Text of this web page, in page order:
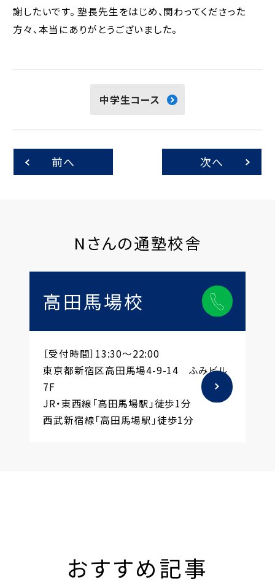
謝したいです。 塾長先生をはじめ、関わってくださった
方々、本当にありがとうございました。
中学生コース
前へ 次へ
Nさんの通塾校舎
高田馬場校
［受付時間］13:30～22:00
東京都新宿区高田馬場4-9-14 ふみビル
7F
JR・東西線「高田馬場駅」徒歩1分
西武新宿線「高田馬場駅」徒歩1分
おすすめ記事